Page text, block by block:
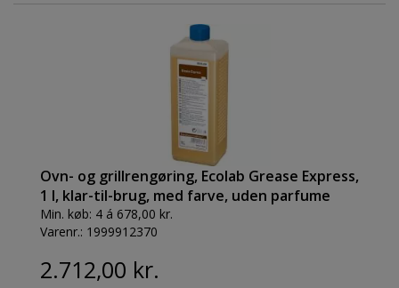
Ovn- og grillrengøring, Ecolab Grease Express,
1 l, klar-til-brug, med farve, uden parfume
Min. køb: 4 á 678,00 kr.
Varenr.: 1999912370
2.712,00 kr.